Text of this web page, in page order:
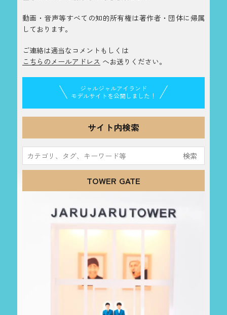
動画・音声等すべての知的所有権は著作者・団体に帰属
しております。
ご連絡は適当なコメントもしくは
こちらのメールアドレス へお送りください。
ジャルジャルアイランド
モデルサイトを公開しました！
サイト内検索
索:
TOWER GATE